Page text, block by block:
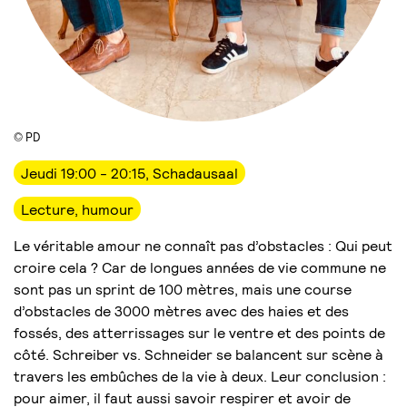
Jeudi 19:00 - 20:15, Schadausaal
Lecture, humour
Le véritable amour ne connaît pas d’obstacles : Qui peut
croire cela ? Car de longues années de vie commune ne
sont pas un sprint de 100 mètres, mais une course
d’obstacles de 3000 mètres avec des haies et des
fossés, des atterrissages sur le ventre et des points de
côté. Schreiber vs. Schneider se balancent sur scène à
travers les embûches de la vie à deux. Leur conclusion :
pour aimer, il faut aussi savoir respirer et avoir de
© PD